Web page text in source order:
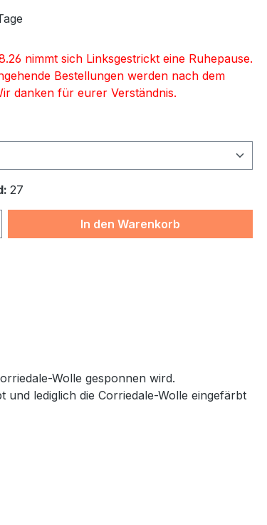
nimmt sich Linksgestrickt eine Ruhepause.
Bestellungen werden nach dem
danken für eurer Verständnis.
27
Gib den gewünschten Wert
In den Warenkorb
Wolle gesponnen wird.
lediglich die Corriedale-Wolle eingefärbt